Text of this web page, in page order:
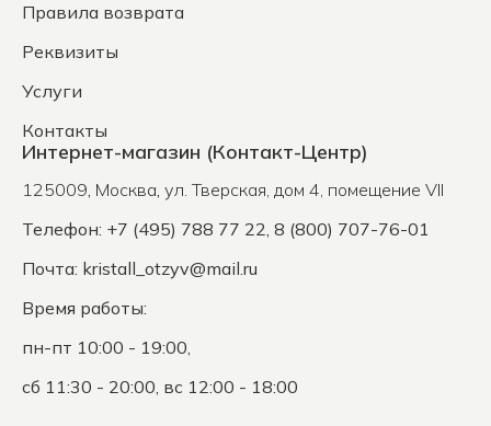
Правила возврата
Реквизиты
Услуги
Контакты
Интернет-магазин (Контакт-Центр)
125009, Москва, ул. Тверская, дом 4, помещение VII
Телефон: +7 (495) 788 77 22, 8 (800) 707-76-01
Почта: kristall_otzyv@mail.ru
Время работы:
пн-пт 10:00 - 19:00,
сб 11:30 - 20:00, вс 12:00 - 18:00